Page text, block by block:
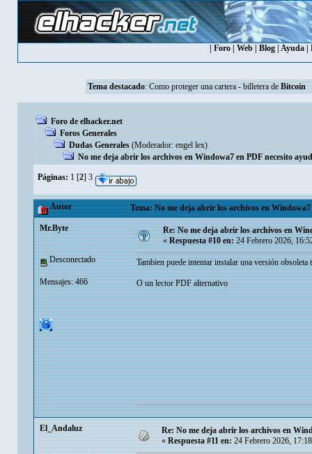
Foro Web Blog Ayuda
Tema destacado: Como proteger una cartera - billetera de Bitcoin
Foro de elhacker.net
Foros Generales
Dudas Generales (Moderador: engel lex)
No me deja abrir los archivos en Windowa7 en PDF necesito
Páginas: 1 [2] 3
Autor Tema: No me deja abrir los archivos en
Mr.Byte
Desconectado
Mensajes: 466
Re: No me deja abrir los archivos en
«Respuesta #10 en:24 Febrero 2026,
Tambien puede intentar instalar una versión
O un lector PDF alternativo
El_Andaluz
Re: No me deja abrir los archivos en
« Respuesta #11 en: 24 Febrero 2026,